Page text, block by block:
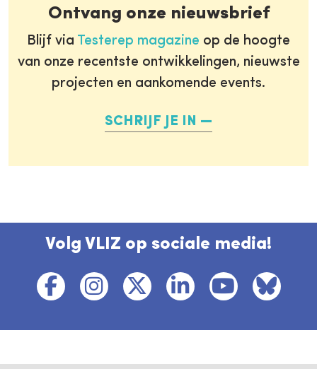
Ontvang onze nieuwsbrief
Blijf via Testerep magazine op de hoogte
van onze recentste ontwikkelingen, nieuwste
projecten en aankomende events.
SCHRIJF JE IN
Volg VLIZ op sociale media!